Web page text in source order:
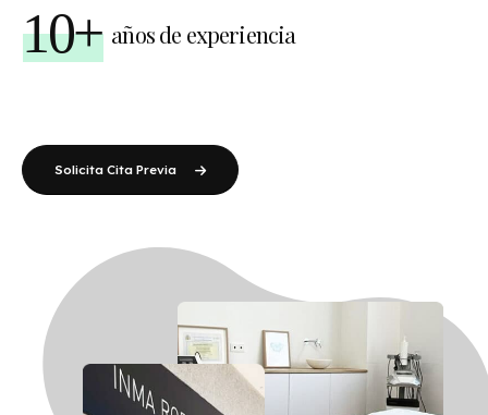
10+ años de experiencia
Solicita Cita Previa